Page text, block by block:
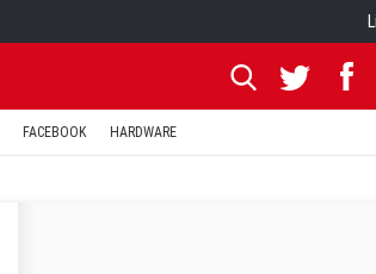
FACEBOOK HARDWARE